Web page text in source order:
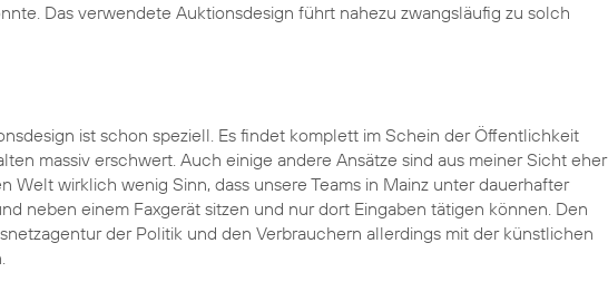
Das verwendete Auktionsdesign führt nahezu zwangsläufig zu solch
ist schon speziell. Es findet komplett im Schein der Öffentlichkeit
massiv erschwert. Auch einige andere Ansätze sind aus meiner Sicht eher
Welt wirklich wenig Sinn, dass unsere Teams in Mainz unter dauerhafter
neben einem Faxgerät sitzen und nur dort Eingaben tätigen können. Den
der Politik und den Verbrauchern allerdings mit der künstlichen